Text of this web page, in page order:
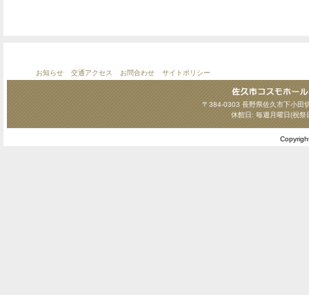
お知らせ 交通アクセス お問合わせ サイトポリシー
〒384-0303 長野県佐久市下小
休館日: 毎週月曜日(祝